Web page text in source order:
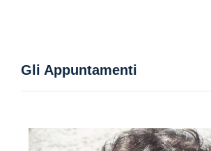
Gli Appuntamenti